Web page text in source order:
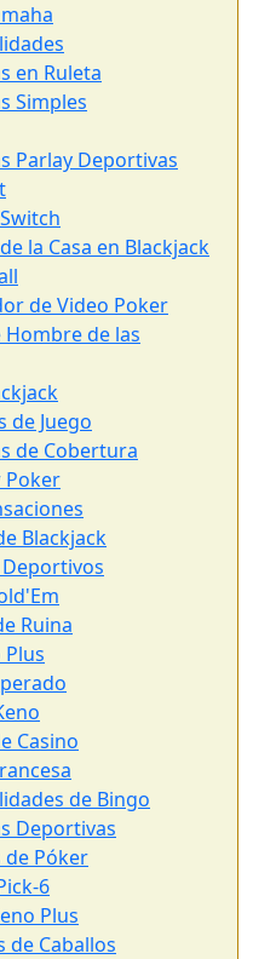
en Ruleta
Simples
Parlay Deportivas
la Casa en Blackjack
de Video Poker
Hombre de las
de Juego
de Cobertura
Poker
Blackjack
Ruina
Casino
de Bingo
Deportivas
de Póker
6
Plus
de Caballos